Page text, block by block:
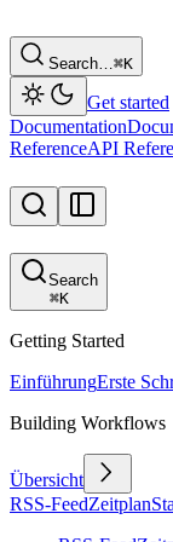
Search…⌘K
Get started
Documentation
ReferenceAPI
Search
⌘K
Getting Started
EinführungErste
Building Workflows
Übersicht
RSS-FeedZeitplan